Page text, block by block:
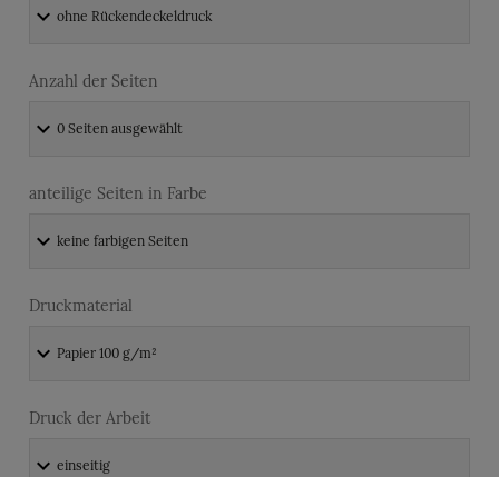
Anzahl der Seiten
anteilige Seiten in Farbe
Druckmaterial
Druck der Arbeit